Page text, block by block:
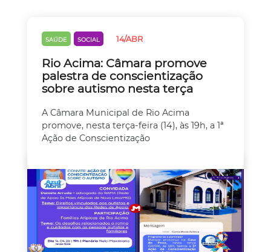
SAÚDE SOCIAL 14/ABR
Rio Acima: Câmara promove
palestra de conscientização
sobre autismo nesta terça
A Câmara Municipal de Rio Acima
promove, nesta terça-feira (14), às 19h, a 1ª
Ação de Conscientização